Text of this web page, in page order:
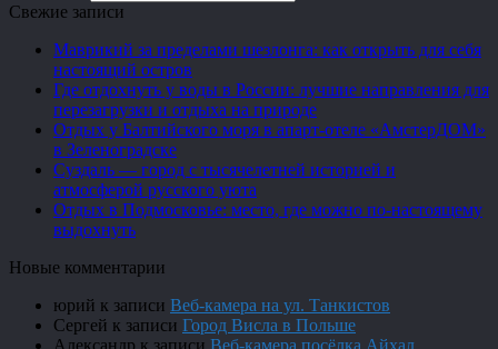
Свежие записи
Маврикий за пределами шезлонга: как открыть для себя
настоящий остров
Где отдохнуть у воды в России: лучшие направления для
перезагрузки и отдыха на природе
Отдых у Балтийского моря в апарт-отеле «АмстерДОМ»
в Зеленоградске
Суздаль — город с тысячелетней историей и
атмосферой русского уюта
Отдых в Подмосковье: место, где можно по-настоящему
выдохнуть
Новые комментарии
юрий к записи Веб-камера на ул. Танкистов
Сергей к записи Город Висла в Польше
Александр к записи Веб-камера посёлка Айхал